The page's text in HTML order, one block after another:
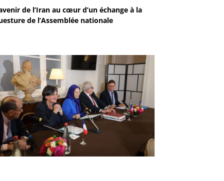
de l’Iran au cœur d’un échange à la
de l’Assemblée nationale